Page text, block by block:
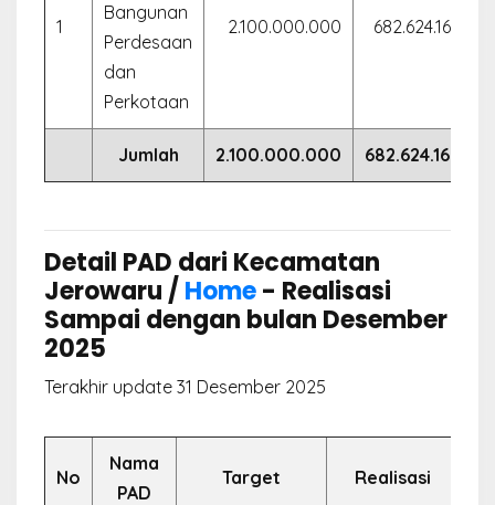
1
Bangunan
Perdesaan
dan
Perkotaan
2.100.000.000 682.624.160
Jumlah 2.100.000.000 682.624.160
Detail PAD dari Kecamatan
Jerowaru / Home- Realisasi
Sampai dengan bulan Desember
2025
Terakhir update 31 Desember 2025
No
Nama
PAD
Target Realisasi